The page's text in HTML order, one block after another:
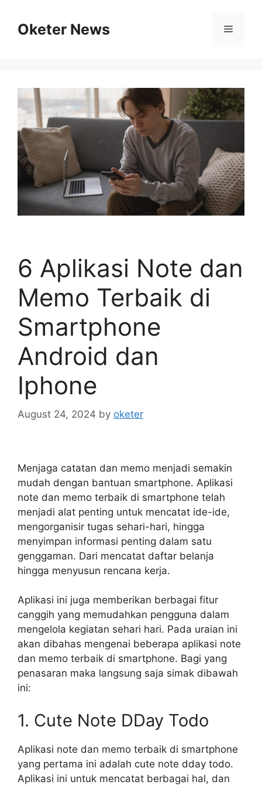
contentOketer News Menu
6 Aplikasi Note dan
Memo Terbaik di
Smartphone
Android dan
Iphone
August 24, 2024 by oketer
Menjaga catatan dan memo menjadi semakin
mudah dengan bantuan smartphone. Aplikasi
note dan memo terbaik di smartphone telah
menjadi alat penting untuk mencatat ide-ide,
mengorganisir tugas sehari-hari, hingga
menyimpan informasi penting dalam satu
genggaman. Dari mencatat daftar belanja
hingga menyusun rencana kerja.
Aplikasi ini juga memberikan berbagai fitur
canggih yang memudahkan pengguna dalam
mengelola kegiatan sehari hari. Pada uraian ini
akan dibahas mengenai beberapa aplikasi note
dan memo terbaik di smartphone. Bagi yang
penasaran maka langsung saja simak dibawah
ini:
1. Cute Note DDay Todo
Aplikasi note dan memo terbaik di smartphone
yang pertama ini adalah cute note dday todo.
Aplikasi ini untuk mencatat berbagai hal, dan